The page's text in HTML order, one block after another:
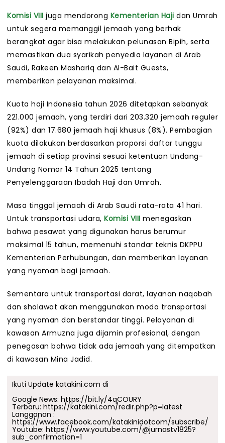
Komisi VIII juga mendorong Kementerian Haji dan Umrah
untuk segera memanggil jemaah yang berhak
berangkat agar bisa melakukan pelunasan Bipih, serta
memastikan dua syarikah penyedia layanan di Arab
Saudi, Rakeen Mashariq dan Al-Bait Guests,
memberikan pelayanan maksimal.
Kuota haji Indonesia tahun 2026 ditetapkan sebanyak
221.000 jemaah, yang terdiri dari 203.320 jemaah reguler
(92%) dan 17.680 jemaah haji khusus (8%). Pembagian
kuota dilakukan berdasarkan proporsi daftar tunggu
jemaah di setiap provinsi sesuai ketentuan Undang-
Undang Nomor 14 Tahun 2025 tentang
Penyelenggaraan Ibadah Haji dan Umrah.
Masa tinggal jemaah di Arab Saudi rata-rata 41 hari.
Untuk transportasi udara, Komisi VIII menegaskan
bahwa pesawat yang digunakan harus berumur
maksimal 15 tahun, memenuhi standar teknis DKPPU
Kementerian Perhubungan, dan memberikan layanan
yang nyaman bagi jemaah.
Sementara untuk transportasi darat, layanan naqobah
dan sholawat akan menggunakan moda transportasi
yang nyaman dan berstandar tinggi. Pelayanan di
kawasan Armuzna juga dijamin profesional, dengan
penegasan bahwa tidak ada jemaah yang ditempatkan
di kawasan Mina Jadid.
Ikuti Update katakini.com di
Google News: https://bit.ly/4qCOURY
Terbaru: https://katakini.com/redir.php?p=latest
Langganan :
https://www.facebook.com/katakinidotcom/subscribe/
Youtube: https://www.youtube.com/@jurnastv1825?
sub_confirmation=1